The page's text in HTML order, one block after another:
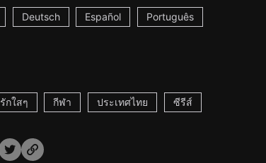
Deutsch Español Português
รักใสๆ กีฬา ประเทศไทย ซีรีส์